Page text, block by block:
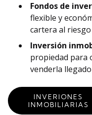
Fondos de
flexible y
cartera al
Inversión
propiedad para
venderla
INVERIONES
INMOBILIARIAS